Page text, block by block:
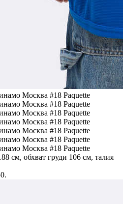
см, обхват груди 106 см, талия